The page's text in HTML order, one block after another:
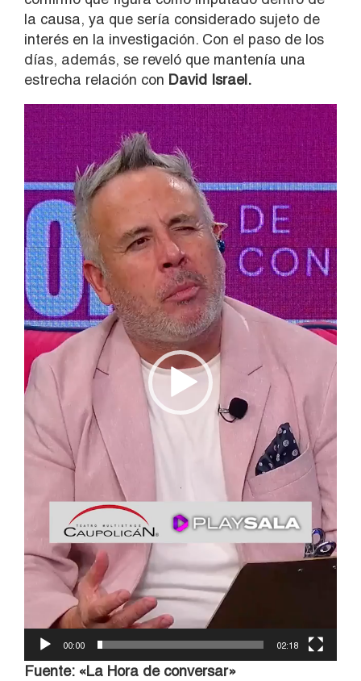
la causa, ya que sería considerado sujeto de
interés en la investigación. Con el paso de los
días, además, se reveló que mantenía una
estrecha relación con David Israel.
Reproductor
de
vídeo
00:00 02:18
Fuente: «La Hora de conversar»